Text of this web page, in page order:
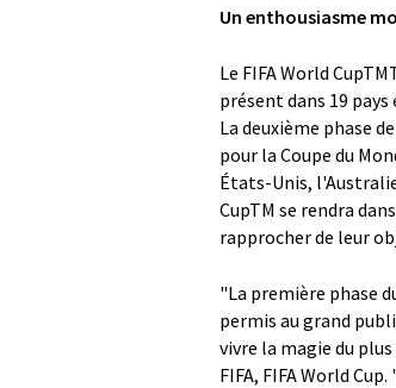
Un enthousiasme
Le FIFA World
présent dans 19
La deuxième phase
pour la Coupe du
États-Unis,
CupTM se rendra
rapprocher de leur
"La première phase
permis au grand
vivre la magie du
FIFA, FIFA World